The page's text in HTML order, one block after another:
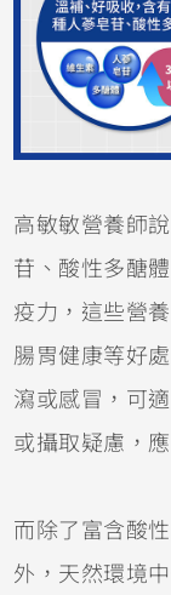
高敏敏營養師
苷、酸性多醣
疫力，這些營
腸胃健康等好
瀉或感冒，可
或攝取疑慮，
而除了富含酸
外，天然環境